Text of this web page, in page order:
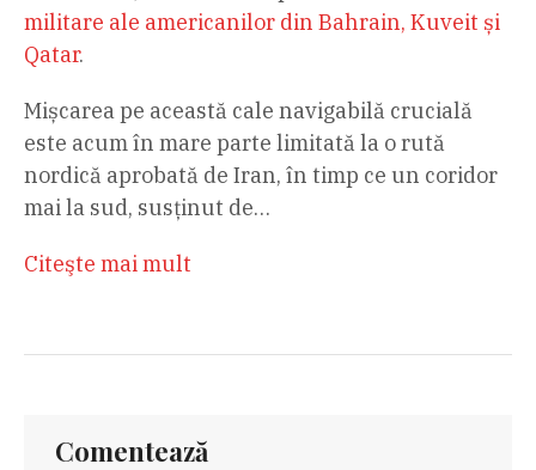
militare ale americanilor din Bahrain, Kuveit și
Qatar.
Mișcarea pe această cale navigabilă crucială
este acum în mare parte limitată la o rută
nordică aprobată de Iran, în timp ce un coridor
mai la sud, susținut de…
Citeşte mai mult
Comentează